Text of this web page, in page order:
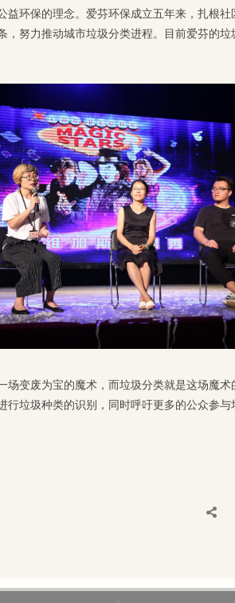
益环保的理念。爱芬环保成立五年来，扎根
，努力推动城市垃圾分类进程。目前爱芬的
场变废为宝的魔术，而垃圾分类就是这场魔
行垃圾种类的识别，同时呼吁更多的公众参